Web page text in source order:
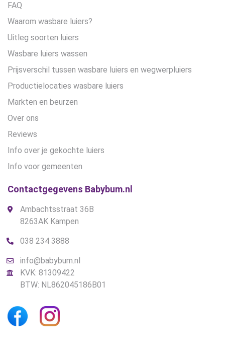
FAQ
Waarom wasbare luiers?
Uitleg soorten luiers
Wasbare luiers wassen
Prijsverschil tussen wasbare luiers en wegwerpluiers
Productielocaties wasbare luiers
Markten en beurzen
Over ons
Reviews
Info over je gekochte luiers
Info voor gemeenten
Contactgegevens Babybum.nl
Ambachtsstraat 36B
8263AK Kampen
038 234 3888
info@babybum.nl
KVK: 81309422
BTW: NL862045186B01